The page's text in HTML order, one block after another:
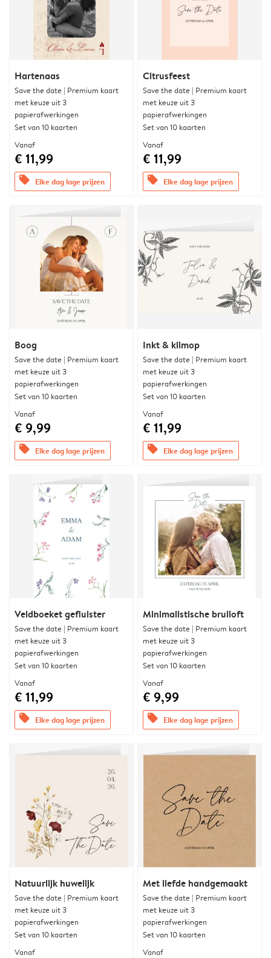
Hartenaas
Save the date | Premium kaart
met keuze uit 3
papierafwerkingen
Set van 10 kaarten
Vanaf
€ 11,99
offers Elke dag lage prijzen
Citrusfeest
Save the date | Premium kaart
met keuze uit 3
papierafwerkingen
Set van 10 kaarten
Vanaf
€ 11,99
offers Elke dag lage prijzen
Boog
Save the date | Premium kaart
met keuze uit 3
papierafwerkingen
Set van 10 kaarten
Vanaf
€ 9,99
offers Elke dag lage prijzen
Inkt & klimop
Save the date | Premium kaart
met keuze uit 3
papierafwerkingen
Set van 10 kaarten
Vanaf
€ 11,99
offers Elke dag lage prijzen
Veldboeket gefluister
Save the date | Premium kaart
met keuze uit 3
papierafwerkingen
Set van 10 kaarten
Vanaf
€ 11,99
offers Elke dag lage prijzen
Minimalistische bruiloft
Save the date | Premium kaart
met keuze uit 3
papierafwerkingen
Set van 10 kaarten
Vanaf
€ 9,99
offers Elke dag lage prijzen
Natuurlijk huwelijk
Save the date | Premium kaart
met keuze uit 3
papierafwerkingen
Set van 10 kaarten
Vanaf
Met liefde handgemaakt
Save the date | Premium kaart
met keuze uit 3
papierafwerkingen
Set van 10 kaarten
Vanaf